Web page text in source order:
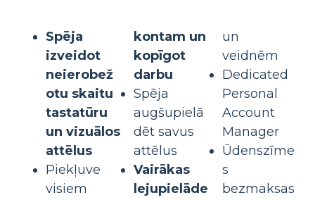
Spēja
izveidot
neierobež
otu skaitu
tastatūru
un vizuālos
attēlus
Piekļuve
visiem
kontam un
kopīgot
darbu
Spēja
augšupielā
dēt savus
attēlus
Vairākas
lejupielāde
un
veidnēm
Dedicated
Personal
Account
Manager
Ūdenszīme
s
bezmaksas